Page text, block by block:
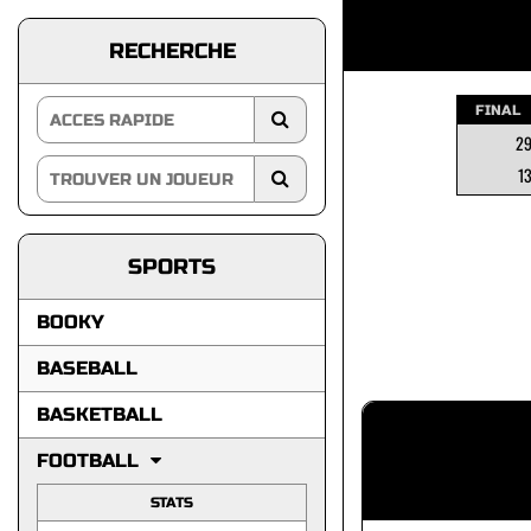
RECHERCHE
SPORTS
BOOKY
BASEBALL
BASKETBALL
FOOTBALL
STATS
FINAL
29
13